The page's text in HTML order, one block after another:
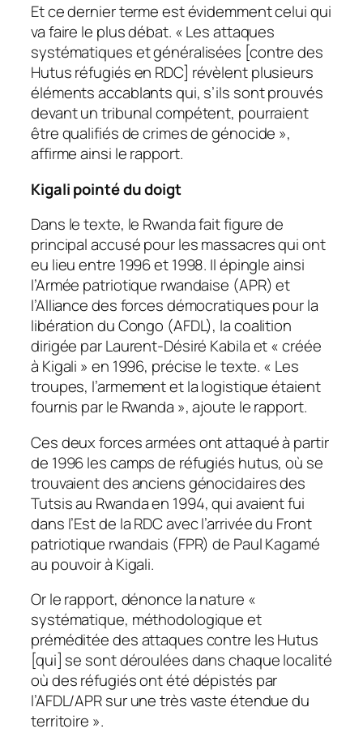
Et ce dernier terme est évidemment celui qui
va faire le plus débat. « Les attaques
systématiques et généralisées [contre des
Hutus réfugiés en RDC] révèlent plusieurs
éléments accablants qui, s’ils sont prouvés
devant un tribunal compétent, pourraient
être qualifiés de crimes de génocide »,
affirme ainsi le rapport.
Kigali pointé du doigt
Dans le texte, le Rwanda fait figure de
principal accusé pour les massacres qui ont
eu lieu entre 1996 et 1998. Il épingle ainsi
l’Armée patriotique rwandaise (APR) et
l’Alliance des forces démocratiques pour la
libération du Congo (AFDL), la coalition
dirigée par Laurent-Désiré Kabila et « créée
à Kigali » en 1996, précise le texte. « Les
troupes, l’armement et la logistique étaient
fournis par le Rwanda », ajoute le rapport.
Ces deux forces armées ont attaqué à partir
de 1996 les camps de réfugiés hutus, où se
trouvaient des anciens génocidaires des
Tutsis au Rwanda en 1994, qui avaient fui
dans l’Est de la RDC avec l’arrivée du Front
patriotique rwandais (FPR) de Paul Kagamé
au pouvoir à Kigali.
Or le rapport, dénonce la nature «
systématique, méthodologique et
préméditée des attaques contre les Hutus
[qui] se sont déroulées dans chaque localité
où des réfugiés ont été dépistés par
l’AFDL/APR sur une très vaste étendue du
territoire ».